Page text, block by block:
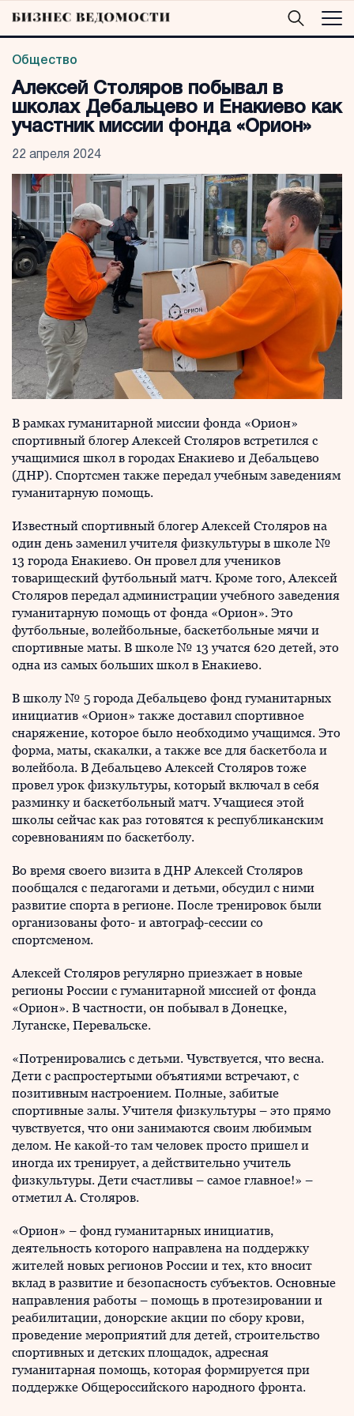
Общество
Алексей Столяров побывал в
школах Дебальцево и Енакиево как
участник миссии фонда «Орион»
22 апреля 2024
В рамках гуманитарной миссии фонда «Орион»
спортивный блогер Алексей Столяров встретился с
учащимися школ в городах Енакиево и Дебальцево
(ДНР). Спортсмен также передал учебным заведениям
гуманитарную помощь.
Известный спортивный блогер Алексей Столяров на
один день заменил учителя физкультуры в школе №
13 города Енакиево. Он провел для учеников
товарищеский футбольный матч. Кроме того, Алексей
Столяров передал администрации учебного заведения
гуманитарную помощь от фонда «Орион». Это
футбольные, волейбольные, баскетбольные мячи и
спортивные маты. В школе № 13 учатся 620 детей, это
одна из самых больших школ в Енакиево.
В школу № 5 города Дебальцево фонд гуманитарных
инициатив «Орион» также доставил спортивное
снаряжение, которое было необходимо учащимся. Это
форма, маты, скакалки, а также все для баскетбола и
волейбола. В Дебальцево Алексей Столяров тоже
провел урок физкультуры, который включал в себя
разминку и баскетбольный матч. Учащиеся этой
школы сейчас как раз готовятся к республиканским
соревнованиям по баскетболу.
Во время своего визита в ДНР Алексей Столяров
пообщался с педагогами и детьми, обсудил с ними
развитие спорта в регионе. После тренировок были
организованы фото- и автограф-сессии со
спортсменом.
Алексей Столяров регулярно приезжает в новые
регионы России с гуманитарной миссией от фонда
«Орион». В частности, он побывал в Донецке,
Луганске, Перевальске.
«Потренировались с детьми. Чувствуется, что весна.
Дети с распростертыми объятиями встречают, с
позитивным настроением. Полные, забитые
спортивные залы. Учителя физкультуры – это прямо
чувствуется, что они занимаются своим любимым
делом. Не какой-то там человек просто пришел и
иногда их тренирует, а действительно учитель
физкультуры. Дети счастливы – самое главное!» –
отметил А. Столяров.
«Орион» – фонд гуманитарных инициатив,
деятельность которого направлена на поддержку
жителей новых регионов России и тех, кто вносит
вклад в развитие и безопасность субъектов. Основные
направления работы – помощь в протезировании и
реабилитации, донорские акции по сбору крови,
проведение мероприятий для детей, строительство
спортивных и детских площадок, адресная
гуманитарная помощь, которая формируется при
поддержке Общероссийского народного фронта.